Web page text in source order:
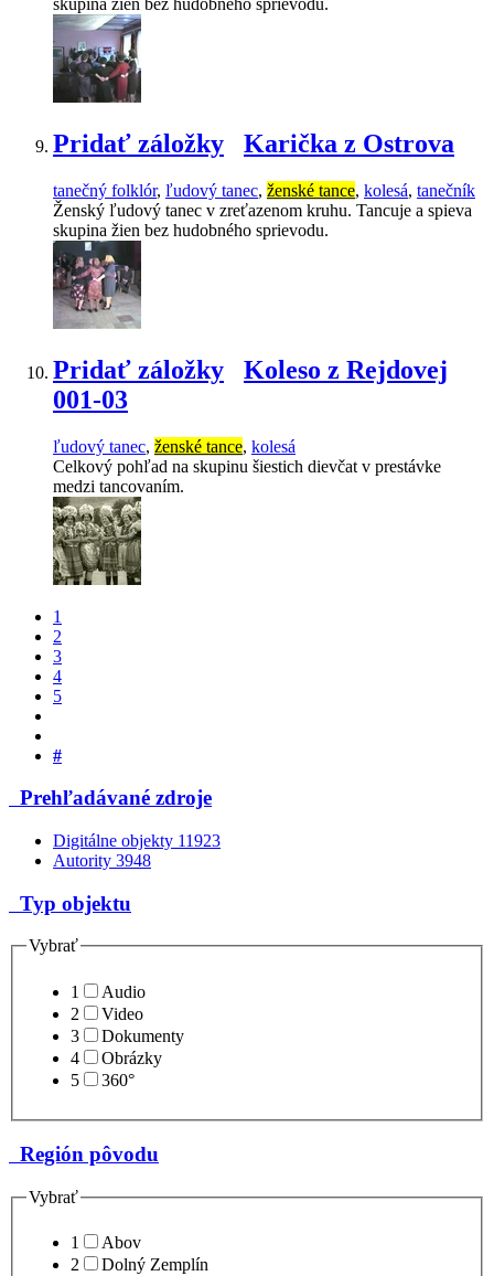
skupina žien bez hudobného sprievodu.
Pridať záložky Karička z Ostrova
tanečný folklór, ľudový tanec, ženské tance, kolesá, tanečník
Ženský ľudový tanec v zreťazenom kruhu. Tancuje a spieva
skupina žien bez hudobného sprievodu.
Pridať záložky
Koleso z Rejdovej
001-03
ľudový tanec, ženské tance, kolesá
Celkový pohľad na skupinu šiestich dievčat v prestávke
medzi tancovaním.
1
2
3
4
5
#
Prehľadávané zdroje
Digitálne objekty 11923
Autority 3948
Typ objektu
Vybrať
1
Audio
2
Video
3
Dokumenty
4
Obrázky
5
360°
Región pôvodu
Vybrať
1
Abov
2
Dolný Zemplín